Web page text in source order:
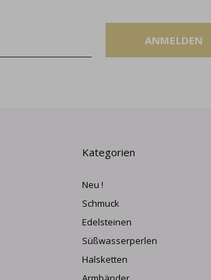
ANMELDEN
Kategorien
Neu !
Schmuck
Edelsteinen
Süßwasserperlen
Halsketten